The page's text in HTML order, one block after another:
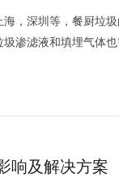
，深圳等，餐厨垃
渗滤液和填埋气体
响及解决方案